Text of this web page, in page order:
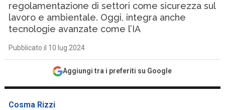
regolamentazione di settori come sicurezza sul
lavoro e ambientale. Oggi, integra anche
tecnologie avanzate come l’IA
Pubblicato il 10 lug 2024
Aggiungi tra i preferiti su Google
Cosma Rizzi